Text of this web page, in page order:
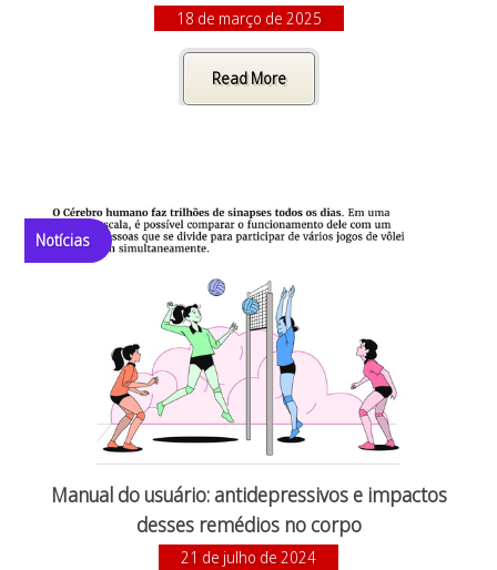
18 de março de 2025
Read More
Notícias
Manual do usuário: antidepressivos e impactos
desses remédios no corpo
21 de julho de 2024